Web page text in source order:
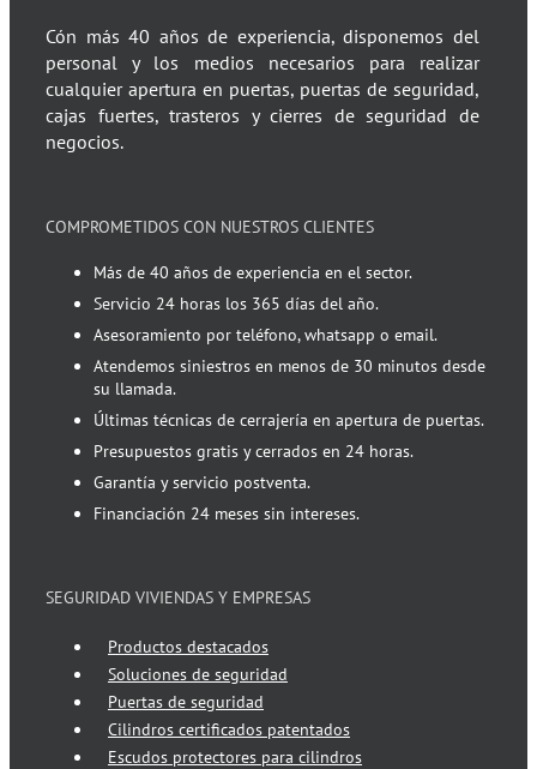
Cón más 40 años de experiencia, disponemos del
personal y los medios necesarios para realizar
cualquier apertura en puertas, puertas de seguridad,
cajas fuertes, trasteros y cierres de seguridad de
negocios.
COMPROMETIDOS CON NUESTROS CLIENTES
Más de 40 años de experiencia en el sector.
Servicio 24 horas los 365 días del año.
Asesoramiento por teléfono, whatsapp o email.
Atendemos siniestros en menos de 30 minutos desde
su llamada.
Últimas técnicas de cerrajería en apertura de puertas.
Presupuestos gratis y cerrados en 24 horas.
Garantía y servicio postventa.
Financiación 24 meses sin intereses.
SEGURIDAD VIVIENDAS Y EMPRESAS
Productos destacados
Soluciones de seguridad
Puertas de seguridad
Cilindros certificados patentados
Escudos protectores para cilindros